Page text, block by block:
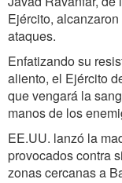
Ejército,
ataques.
Enfatizando su
aliento, el Ejército
que vengará la
manos de los
EE.UU. lanzó la
provocados contra
zonas cercanas a